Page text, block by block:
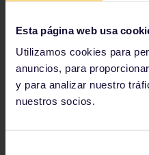
Esta página web usa
Utilizamos cookies para
anuncios, para
y para analizar nuestro
nuestros socios.